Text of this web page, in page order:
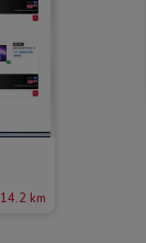
14.2 km